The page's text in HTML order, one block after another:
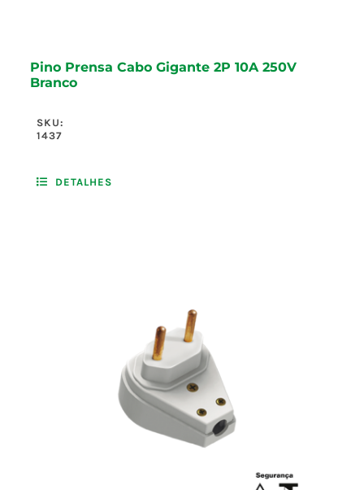
Pino Prensa Cabo Gigante 2P 10A 250V
Branco
SKU:
1437
DETALHES